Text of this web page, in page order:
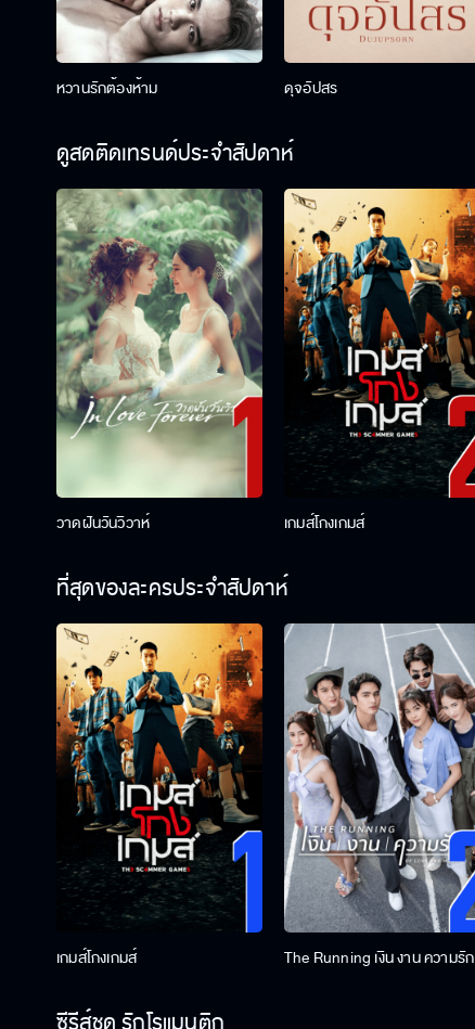
หวานรักต้องห้าม ดุจอัปสร
ดูสดติดเทรนด์ประจำสัปดาห์
วาดฝันวันวิวาห์ เกมส์โกงเกมส์
ที่สุดของละครประจำสัปดาห์
เกมส์โกงเกมส์ The Running เงิน งาน ความรัก